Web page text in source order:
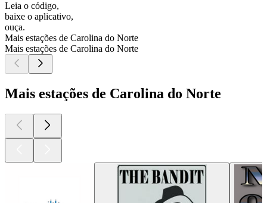
Leia o código,
baixe o aplicativo,
ouça.
Mais estações de Carolina do Norte
Mais estações de Carolina do Norte
Mais estações de Carolina do Norte